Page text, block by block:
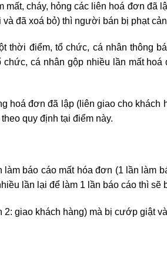
cháy, hỏng các liên hoá đơn đã
đã xoá bỏ) thì người bán bị phạt
thời điểm, tổ chức, cá nhân thông
chức, cá nhân gộp nhiều lần mất
hoá đơn đã lập (liên giao cho
quy định tại điểm này.
báo cáo mất hóa đơn (1 lần làm
lần lại để làm 1 lần báo cáo thì sẽ
2: giao khách hàng) mà bị cướp giật